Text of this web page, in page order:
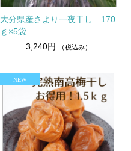
大分県産さより一夜干し 170
ｇ×5袋
3,240円
（税込み）